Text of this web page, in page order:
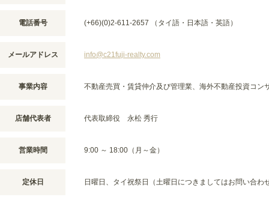
電話番号 (+66)(0)2-611-2657 （タイ語・日本語・英語）
メールアドレス info@c21fuji-realty.com
事業内容 不動産売買・賃貸仲介及び管理業、海外不動産投資コン
店舗代表者 代表取締役 永松 秀行
営業時間 9:00 ～ 18:00（月～金）
定休日 日曜日、タイ祝祭日（土曜日につきましてはお問い合わ